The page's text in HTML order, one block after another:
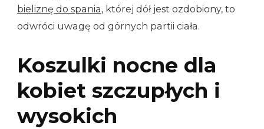
bieliznę do spania, której dół jest ozdobiony, to
odwróci uwagę od górnych partii ciała.
Koszulki nocne dla
kobiet szczupłych i
wysokich